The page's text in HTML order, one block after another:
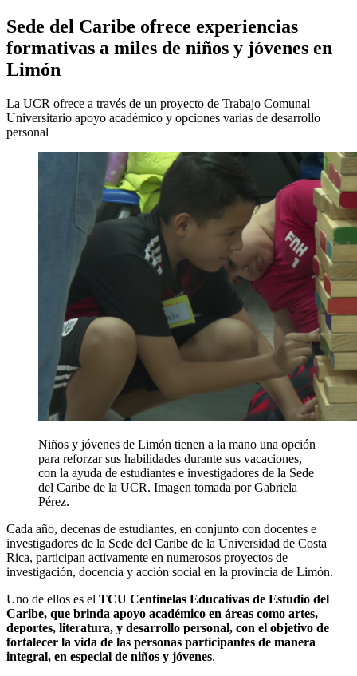
Sede del Caribe ofrece experiencias
formativas a miles de niños y jóvenes en
Limón
La UCR ofrece a través de un proyecto de Trabajo Comunal
Universitario apoyo académico y opciones varias de desarrollo
personal
Niños y jóvenes de Limón tienen a la mano una opción
para reforzar sus habilidades durante sus vacaciones,
con la ayuda de estudiantes e investigadores de la Sede
del Caribe de la UCR. Imagen tomada por Gabriela
Pérez.
Cada año, decenas de estudiantes, en conjunto con docentes e
investigadores de la Sede del Caribe de la Universidad de Costa
Rica, participan activamente en numerosos proyectos de
investigación, docencia y acción social en la provincia de Limón.
Uno de ellos es el TCU Centinelas Educativas de Estudio del
Caribe, que brinda apoyo académico en áreas como artes,
deportes, literatura, y desarrollo personal, con el objetivo de
fortalecer la vida de las personas participantes de manera
integral, en especial de niños y jóvenes.